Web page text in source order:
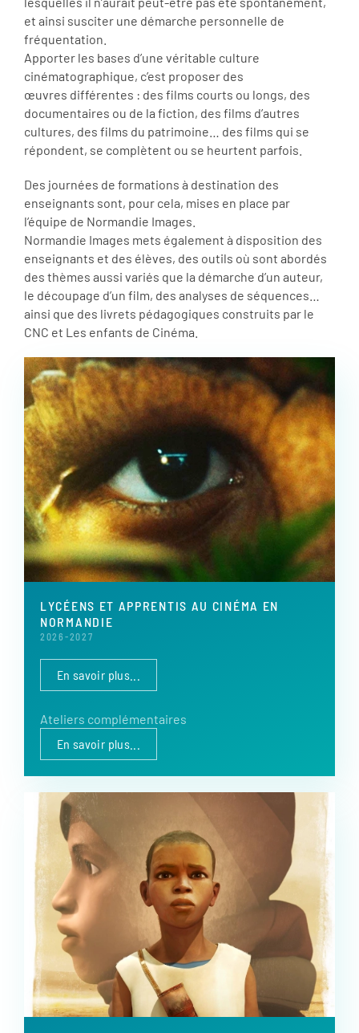
et ainsi susciter une démarche personnelle de
fréquentation.
Apporter les bases d’une véritable culture
cinématographique, c’est proposer des
œuvres différentes : des films courts ou longs, des
documentaires ou de la fiction, des films d’autres
cultures, des films du patrimoine… des films qui se
répondent, se complètent ou se heurtent parfois.
Des journées de formations à destination des
enseignants sont, pour cela, mises en place par
l’équipe de Normandie Images.
Normandie Images mets également à disposition des
enseignants et des élèves, des outils où sont abordés
des thèmes aussi variés que la démarche d’un auteur,
le découpage d’un film, des analyses de séquences…
ainsi que des livrets pédagogiques construits par le
CNC et Les enfants de Cinéma.
LYCÉENS ET APPRENTIS AU CINÉMA EN
NORMANDIE
2026-2027
En savoir plus...
Ateliers complémentaires
En savoir plus...